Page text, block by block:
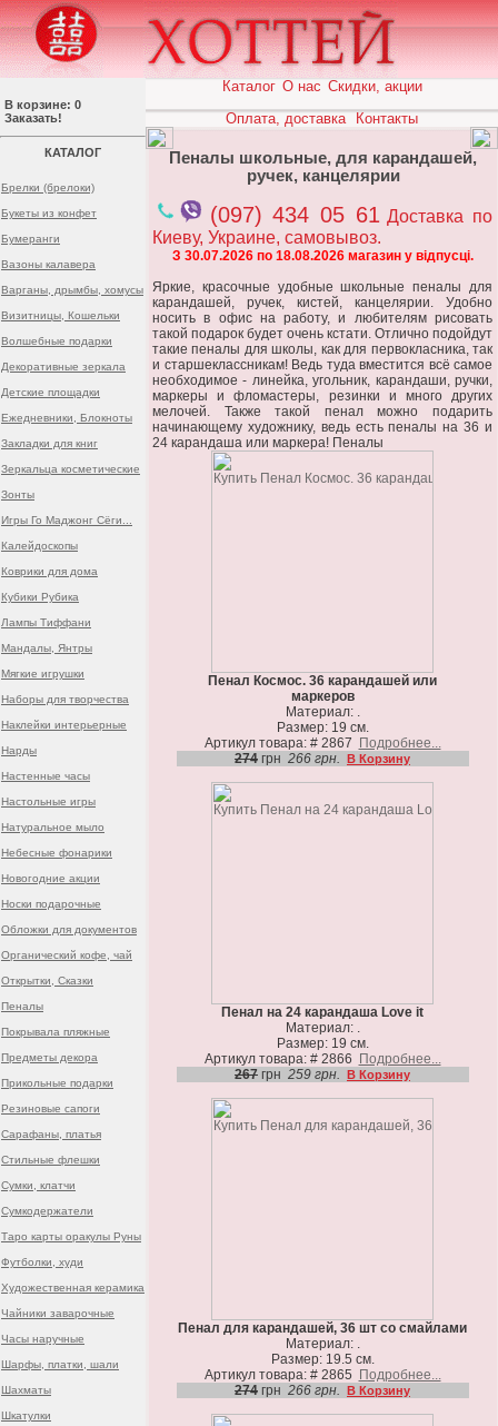
В корзине: 0
Заказать!
КАТАЛОГ
Брелки (брелоки)
Букеты из конфет
Бумеранги
Вазоны калавера
Варганы, дрымбы, хомусы
Визитницы, Кошельки
Волшебные подарки
Декоративные зеркала
Детские площадки
Ежедневники, Блокноты
Закладки для книг
Зеркальца косметические
Зонты
Игры Го Маджонг Сёги...
Калейдоскопы
Коврики для дома
Кубики Рубика
Лампы Тиффани
Мандалы, Янтры
Мягкие игрушки
Наборы для творчества
Наклейки интерьерные
Нарды
Настенные часы
Настольные игры
Натуральное мыло
Небесные фонарики
Новогодние акции
Носки подарочные
Обложки для документов
Органический кофе, чай
Открытки, Сказки
Пеналы
Покрывала пляжные
Предметы декора
Прикольные подарки
Резиновые сапоги
Сарафаны, платья
Стильные флешки
Сумки, клатчи
Сумкодержатели
Таро карты оракулы Руны
Футболки, худи
Художественная керамика
Чайники заварочные
Часы наручные
Шарфы, платки, шали
Шахматы
Шкатулки
Каталог О нас Скидки, акции
Оплата, доставка
Контакты
Пеналы школьные, для карандашей,
ручек, канцелярии
(097) 434 05 61 Доставка по
Киеву, Украине, самовывоз.
З 30.07.2026 по 18.08.2026 магазин у відпусці.
Яркие, красочные удобные школьные пеналы для
карандашей, ручек, кистей, канцелярии. Удобно
носить в офис на работу, и любителям рисовать
такой подарок будет очень кстати. Отлично подойдут
такие пеналы для школы, как для первокласника, так
и старшеклассникам! Ведь туда вместится всё самое
необходимое - линейка, угольник, карандаши, ручки,
маркеры и фломастеры, резинки и много других
мелочей. Также такой пенал можно подарить
начинающему художнику, ведь есть пеналы на 36 и
24 карандаша или маркера! Пеналы
Пенал Космос. 36 карандашей или
маркеров
Материал: .
Размер: 19 см.
Артикул товара: # 2867
Подробнее...
274 грн 266 грн. В Корзину
Пенал на 24 карандаша Love it
Материал: .
Размер: 19 см.
Артикул товара: # 2866
Подробнее...
267 грн 259 грн. В Корзину
Пенал для карандашей, 36 шт со смайлами
Материал: .
Размер: 19.5 см.
Артикул товара: # 2865
Подробнее...
274 грн 266 грн. В Корзину